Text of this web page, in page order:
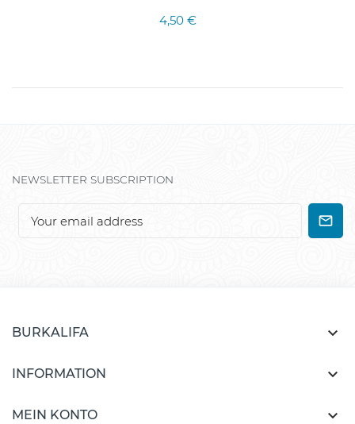
4,50 €
NEWSLETTER SUBSCRIPTION
BURKALIFA 
INFORMATION 
MEIN KONTO 